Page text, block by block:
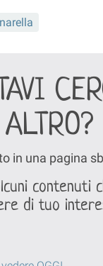
ALTRO?
in una pagina
contenuti
di tuo